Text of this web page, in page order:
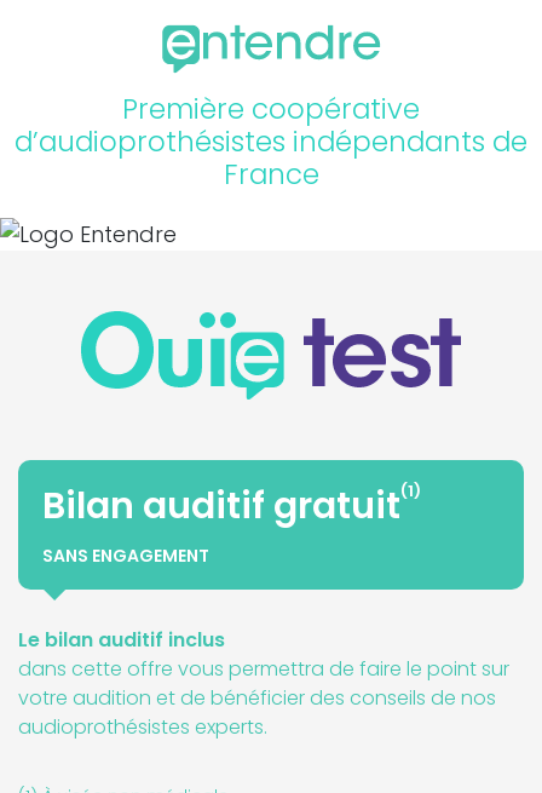
Première coopérative
d’audioprothésistes indépendants de
France
Bilan auditif gratuit(1)
SANS ENGAGEMENT
Le bilan auditif inclus
dans cette offre vous permettra de faire le point sur
votre audition et de bénéficier des conseils de nos
audioprothésistes experts.